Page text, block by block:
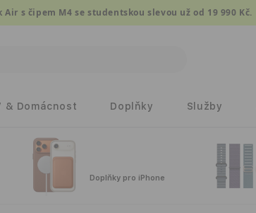
Air s čipem M4 se studentskou slevou už od 19 990 Kč.
& Domácnost Doplňky Služby
Doplňky pro iPhone